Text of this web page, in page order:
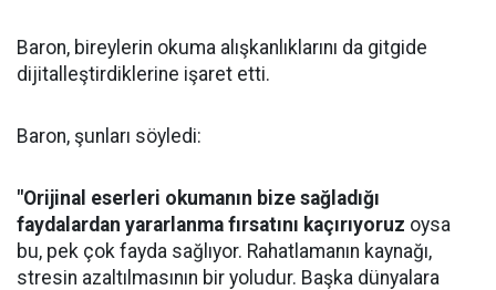
Baron, bireylerin okuma alışkanlıklarını da gitgide
dijitalleştirdiklerine işaret etti.
Baron, şunları söyledi:
"Orijinal eserleri okumanın bize sağladığı
faydalardan yararlanma fırsatını kaçırıyoruz oysa
bu, pek çok fayda sağlıyor. Rahatlamanın kaynağı,
stresin azaltılmasının bir yoludur. Başka dünyalara